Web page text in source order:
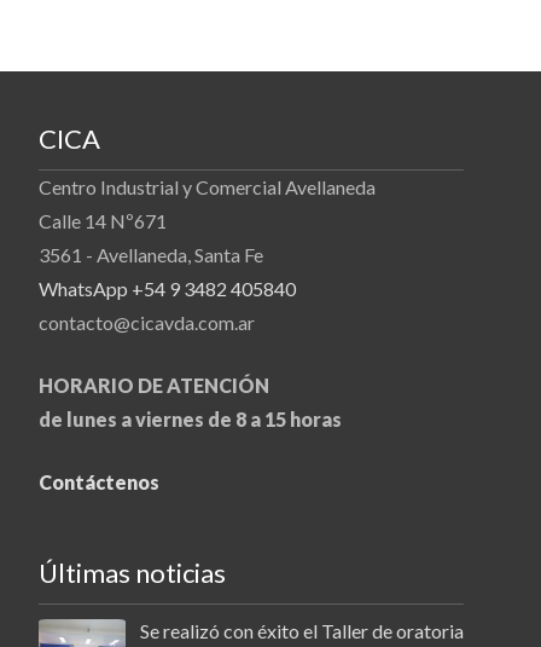
CICA
Centro Industrial y Comercial Avellaneda
Calle 14 Nº671
3561 - Avellaneda, Santa Fe
WhatsApp +54 9 3482 405840
contacto@cicavda.com.ar
HORARIO DE ATENCIÓN
de lunes a viernes de 8 a 15 horas
Contáctenos
Últimas noticias
Se realizó con éxito el Taller de oratoria